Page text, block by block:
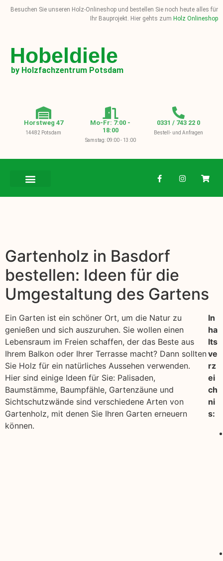
Besuchen Sie unseren Holz-Onlineshop und bestellen Sie noch heute alles für
Ihr Bauprojekt. Hier gehts zum Holz Onlineshop
Hobeldiele
by Holzfachzentrum Potsdam
Horstweg 47
14482 Potsdam
Mo-Fr: 7:00 -
18:00
Samstag: 09:00 - 13:00
0331 / 743 22 0
Bestell- und Anfragen
Gartenholz in Basdorf
bestellen: Ideen für die
Umgestaltung des Gartens
Ein Garten ist ein schöner Ort, um die Natur zu
genießen und sich auszuruhen. Sie wollen einen
Lebensraum im Freien schaffen, der das Beste aus
Ihrem Balkon oder Ihrer Terrasse macht? Dann sollten
Sie Holz für ein natürliches Aussehen verwenden.
Hier sind einige Ideen für Sie: Palisaden,
Baumstämme, Baumpfähle, Gartenzäune und
Sichtschutzwände sind verschiedene Arten von
Gartenholz, mit denen Sie Ihren Garten erneuern
können.
In
ha
lts
ve
rz
ei
ch
ni
s: